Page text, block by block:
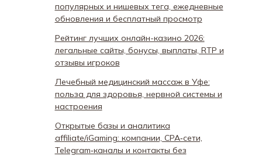
популярных и нишевых тега, ежедневные
обновления и бесплатный просмотр
Рейтинг лучших онлайн-казино 2026:
легальные сайты, бонусы, выплаты, RTP и
отзывы игроков
Лечебный медицинский массаж в Уфе:
польза для здоровья, нервной системы и
настроения
Открытые базы и аналитика
affiliate/iGaming: компании, CPA‑сети,
Telegram‑каналы и контакты без